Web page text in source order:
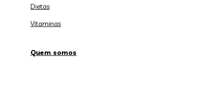
Dietas
Vitaminas
Quem somos